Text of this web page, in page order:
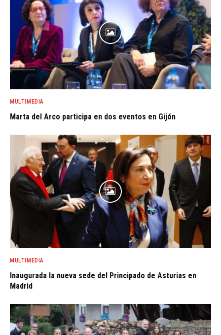
MULTIMEDIA
Marta del Arco participa en dos eventos en Gijón
MULTIMEDIA
Inaugurada la nueva sede del Principado de Asturias en
Madrid